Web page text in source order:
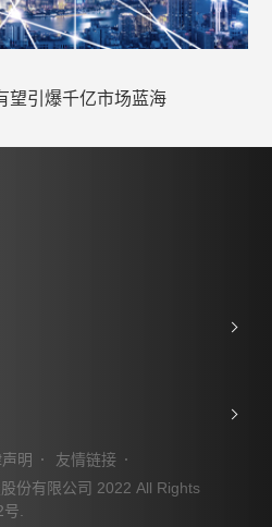
望引爆千亿市场蓝海
明
友情链接
份有限公司 2022 All Rights
.